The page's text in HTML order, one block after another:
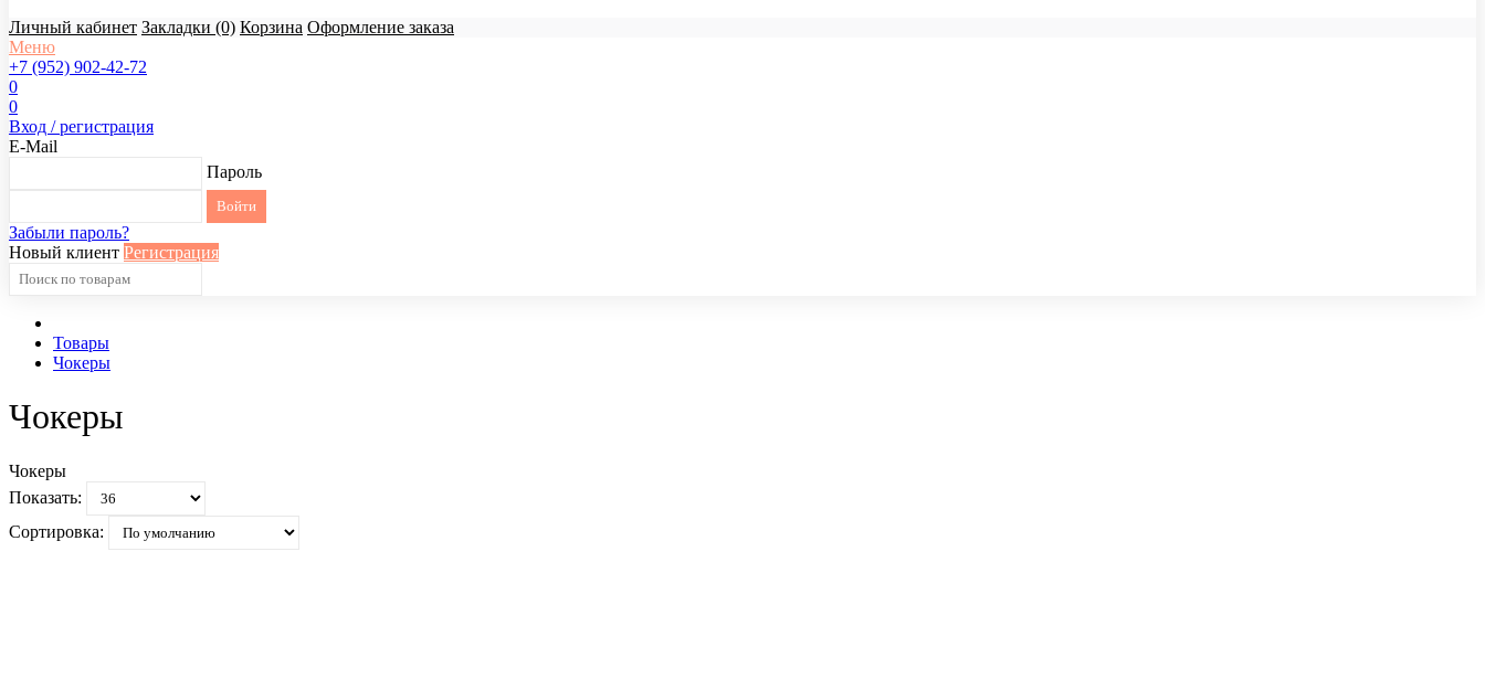
Личный кабинет Закладки (0) Корзина Оформление заказа
Меню
+7 (952) 902-42-72
0
0
Вход / регистрация
E-Mail
Пароль
Забыли пароль?
Новый клиент Регистрация
Товары
Чокеры
Чокеры
Чокеры
Показать:
Сортировка: